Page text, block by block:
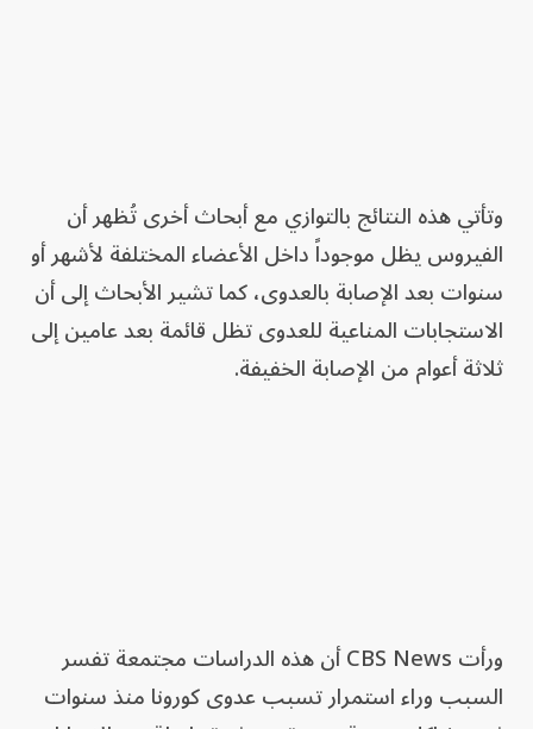
وتأتي هذه النتائج بالتوازي مع أبحاث أخرى تُظهر أن
الفيروس يظل موجوداً داخل الأعضاء المختلفة لأشهر أو
سنوات بعد الإصابة بالعدوى، كما تشير الأبحاث إلى أن
الاستجابات المناعية للعدوى تظل قائمة بعد عامين إلى
ثلاثة أعوام من الإصابة الخفيفة.
ورأت CBS News أن هذه الدراسات مجتمعة تفسر
السبب وراء استمرار تسبب عدوى كورونا منذ سنوات